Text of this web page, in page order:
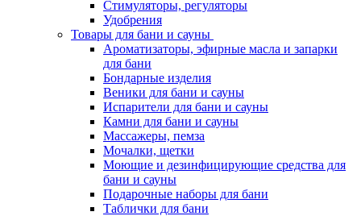
Стимуляторы, регуляторы
Удобрения
Товары для бани и сауны
Ароматизаторы, эфирные масла и запарки
для бани
Бондарные изделия
Веники для бани и сауны
Испарители для бани и сауны
Камни для бани и сауны
Массажеры, пемза
Мочалки, щетки
Моющие и дезинфицирующие средства для
бани и сауны
Подарочные наборы для бани
Таблички для бани